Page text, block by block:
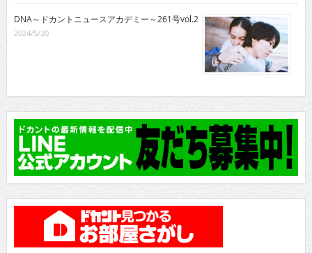
DNA～ドカントニュースアカデミー～261号vol.2
2024/5/20